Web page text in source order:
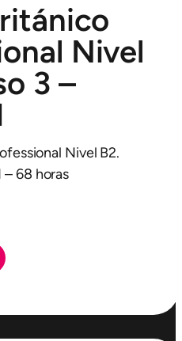
Nivel
3 –
Nivel B2.
– 68 horas